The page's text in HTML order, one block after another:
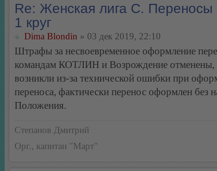
Re: Женская лига С. Переносы
1 круг
Dima Blondin » 03 дек 2019, 22:10
Штрафы за несвоевременное оформление
командам КОТЛИН и Возрождение отменены,
возникли из-за технической ошибки при
переноса, фактически перенос оформлен без
Положения.
Степанов Дмитрий
Орг., капитан "Март"